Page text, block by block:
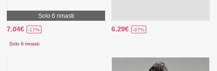
Solo 6 rimasti
7.04€ -17%
Solo 6 rimasti
6.29€ -37%